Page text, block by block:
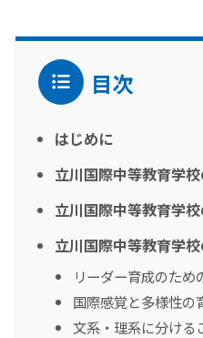
目次
はじめに
立川国際中等教育学
立川国際中等教育学
立川国際中等教育学
リーダー育成のため
国際感覚と多様性の
文系・理系に分ける